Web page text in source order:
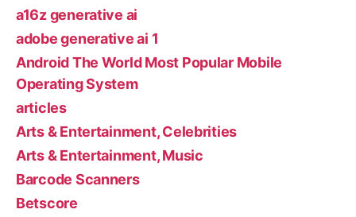
a16z generative ai
adobe generative ai 1
Android The World Most Popular Mobile
Operating System
articles
Arts & Entertainment, Celebrities
Arts & Entertainment, Music
Barcode Scanners
Betscore